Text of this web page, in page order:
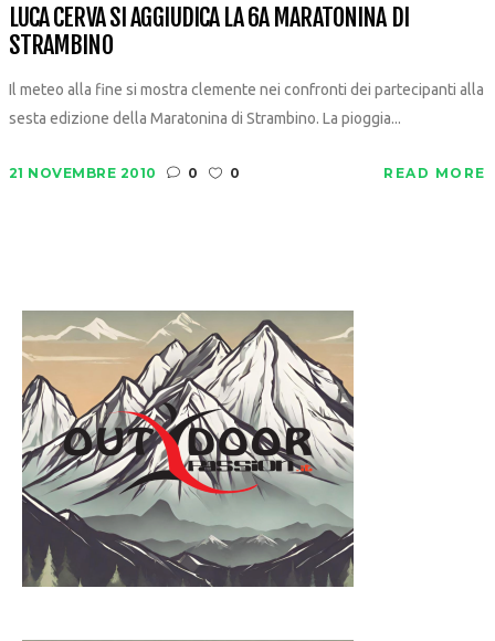
LUCA CERVA SI AGGIUDICA LA 6A MARATONINA DI
STRAMBINO
Il meteo alla fine si mostra clemente nei confronti dei partecipanti alla
sesta edizione della Maratonina di Strambino. La pioggia...
21 NOVEMBRE 2010 0 0 READ MORE